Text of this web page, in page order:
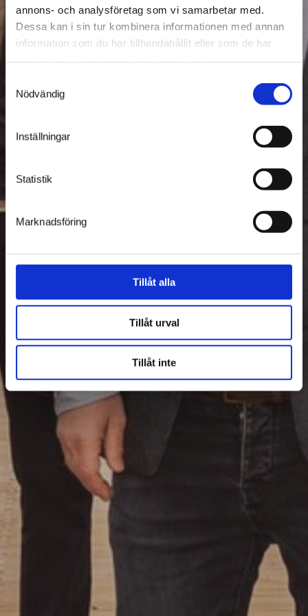
annons- och analysföretag som vi samarbetar med.
Dessa kan i sin tur kombinera informationen med annan
information som du har tillhandahållit eller som de har
Nödvändig
Inställningar
Statistik
Marknadsföring
Tillåt alla
Tillåt urval
Tillåt inte